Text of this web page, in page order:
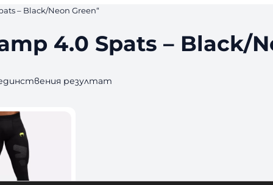
– Black/Neon Green“
4.0 Spats – Black/
резултат